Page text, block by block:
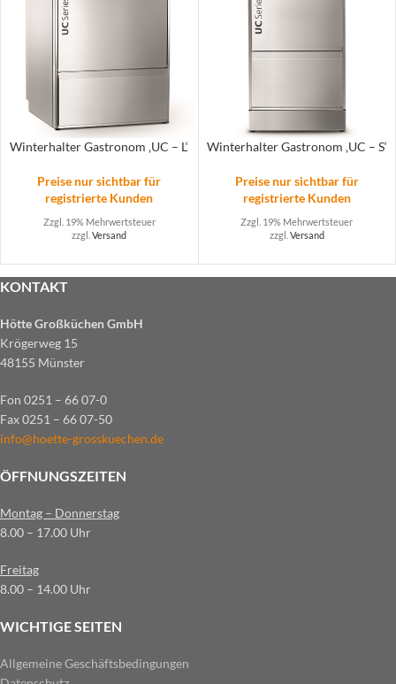
Winterhalter Gastronom ‚UC – L‘
Preise nur sichtbar für
registrierte Kunden
Zzgl. 19% Mehrwertsteuer
zzgl.Versand
Winterhalter Gastronom ‚UC – S‘
Preise nur sichtbar für
registrierte Kunden
Zzgl. 19% Mehrwertsteuer
zzgl. Versand
KONTAKT
Hötte Großküchen GmbH
Krögerweg 15
48155 Münster
Fon 0251 – 66 07-0
Fax 0251 – 66 07-50
info@hoette-grosskuechen.de
ÖFFNUNGSZEITEN
Montag – Donnerstag
8.00 – 17.00 Uhr
Freitag
8.00 – 14.00 Uhr
WICHTIGE SEITEN
Allgemeine Geschäftsbedingungen